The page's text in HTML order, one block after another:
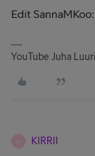
Edit
YouTube Juha
KIRRII